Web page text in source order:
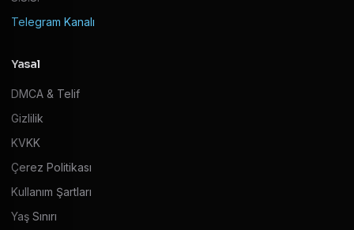
Telegram Kanalı
Yasal
DMCA & Telif
Gizlilik
KVKK
Çerez Politikası
Kullanım Şartları
Yaş Sınırı